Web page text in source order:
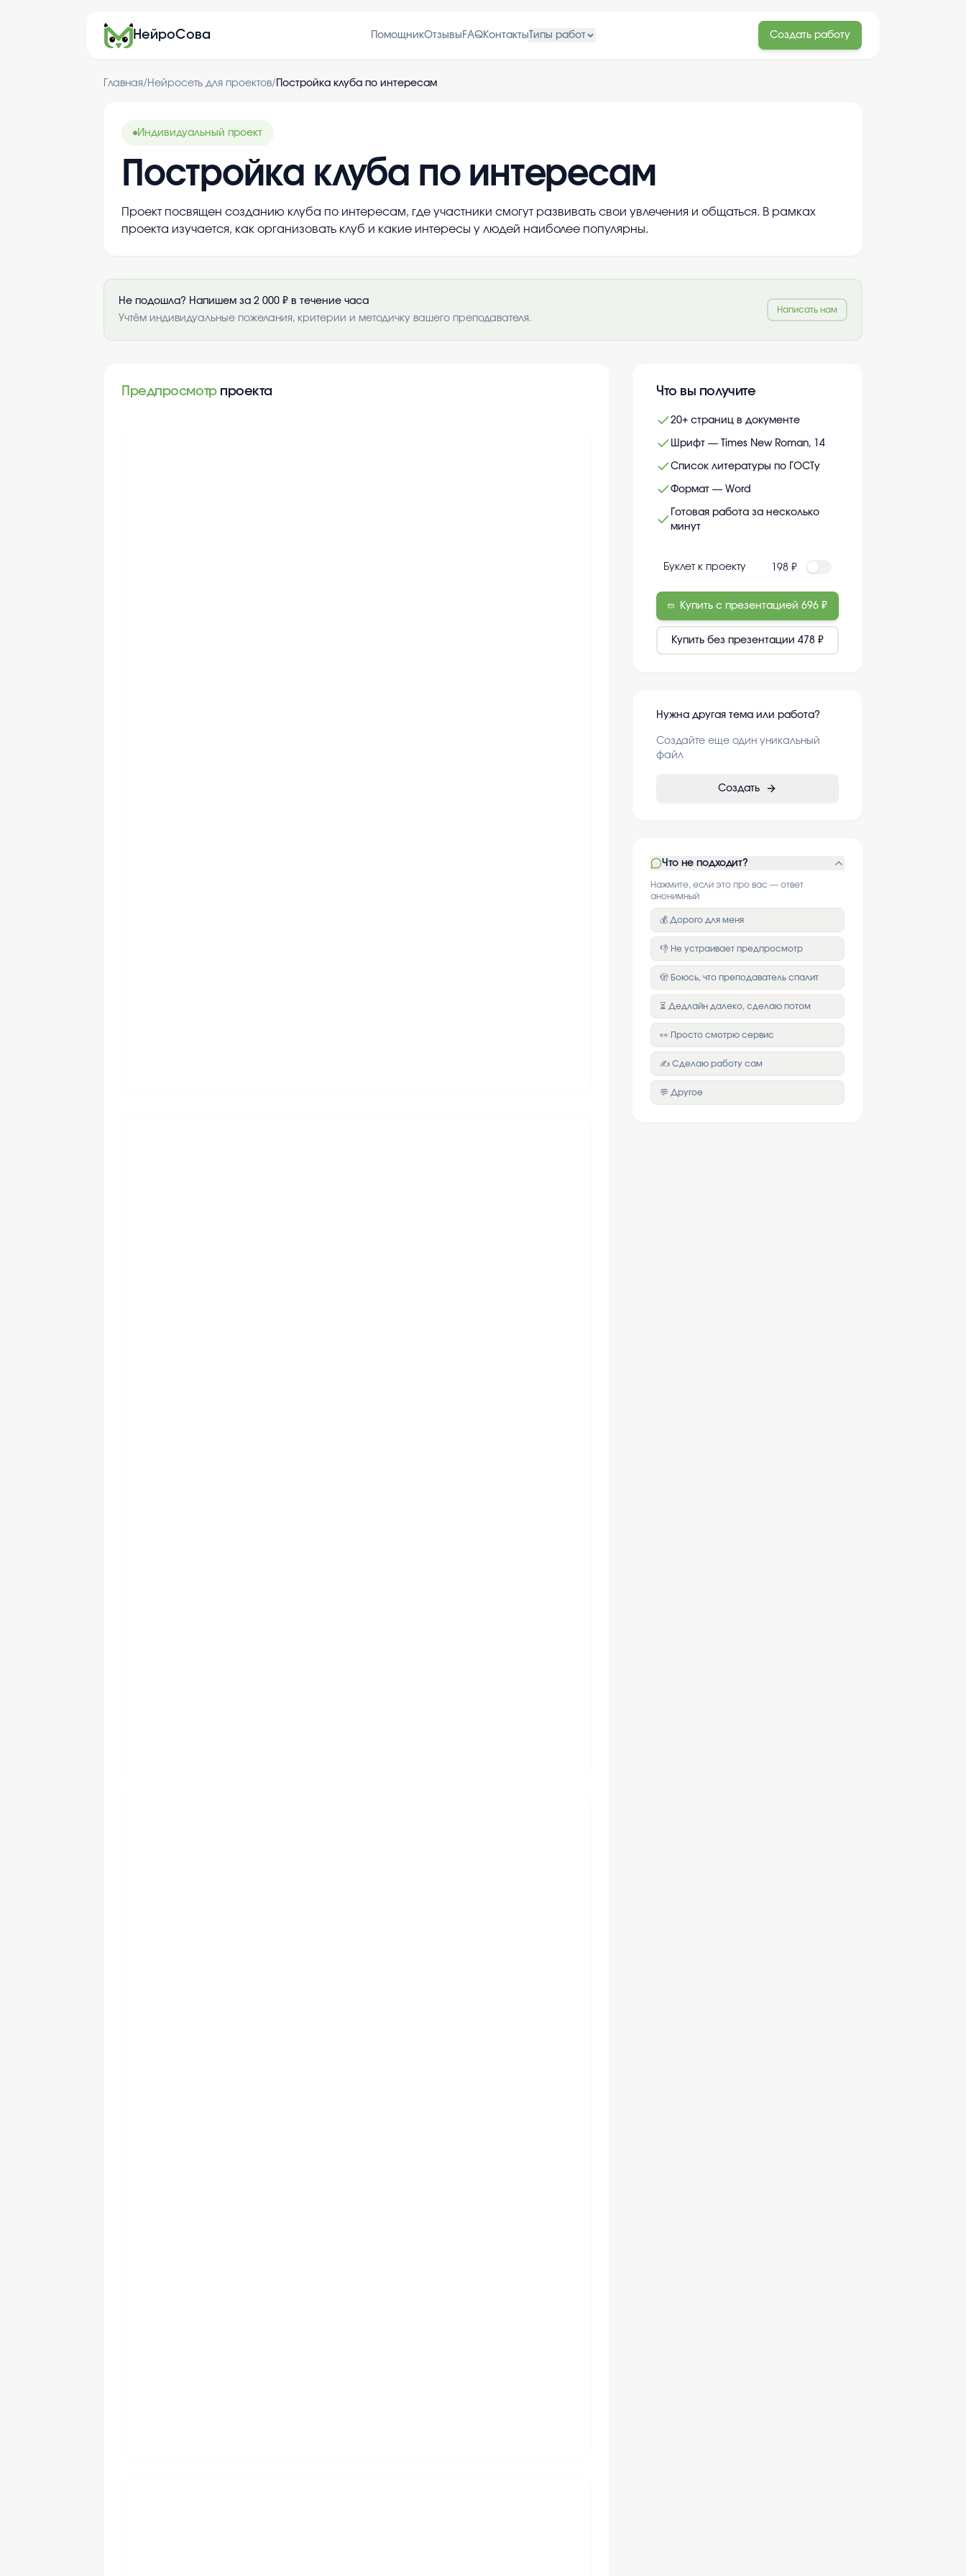
НейроСова ПомощникОтзывы FAQКонтакты Типы работ Создать работу
Главная/ Нейросеть для проектов/ Постройка клуба по интересам
Индивидуальный проект
Постройка клуба по интересам
Проект посвящен созданию клуба по интересам, где участники смогут развивать свои увлечения и общаться. В рамках
проекта изучается, как организовать клуб и какие интересы у людей наиболее популярны.
Не подошла? Напишем за 2 000 ₽ в течение часа
Учтём индивидуальные пожелания, критерии и методичку вашего преподавателя.
Написать нам
Предпросмотр проекта Что вы получите
20+ страниц в документе
Шрифт — Times New Roman, 14
Список литературы по ГОСТу
Формат — Word
Готовая работа за несколько
минут
Буклет к проекту 198 ₽
Купить с презентацией 696 ₽
Купить без презентации 478 ₽
Нужна другая тема или работа?
Создайте еще один уникальный
файл
Создать
Что не подходит?
Нажмите, если это про вас — ответ
анонимный
💰 Дорого для меня
👎 Не устраивает предпросмотр
🫣 Боюсь, что преподаватель спалит
⏳ Дедлайн далеко, сделаю потом
👀 Просто смотрю сервис
✍️ Сделаю работу сам
💬 Другое